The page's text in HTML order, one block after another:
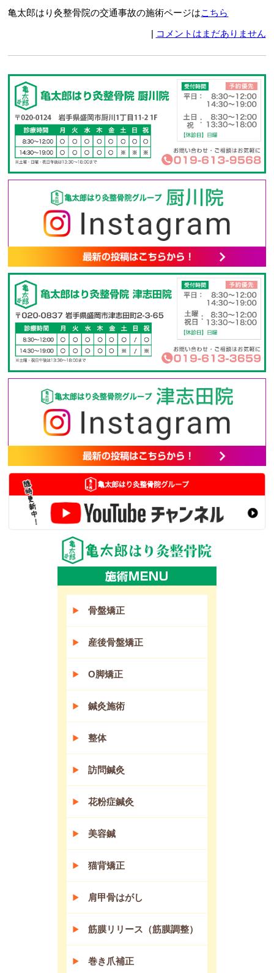
亀太郎はり灸整骨院の交通事故の施術ページはこちら
| コメントはまだありません
骨盤矯正
産後骨盤矯正
O脚矯正
鍼灸施術
整体
訪問鍼灸
花粉症鍼灸
美容鍼
猫背矯正
肩甲骨はがし
筋膜リリース（筋膜調整）
巻き爪補正